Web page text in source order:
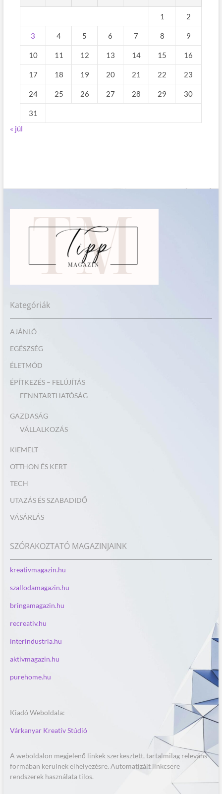
1 2
3 4 5 6 7 8 9
10 11 12 13 14 15 16
17 18 19 20 21 22 23
24 25 26 27 28 29 30
31
« júl
Kategóriák
AJÁNLÓ
EGÉSZSÉG
ÉLETMÓD
ÉPÍTKEZÉS – FELÚJÍTÁS
FENNTARTHATÓSÁG
GAZDASÁG
VÁLLALKOZÁS
KIEMELT
OTTHON ÉS KERT
TECH
UTAZÁS ÉS SZABADIDŐ
VÁSÁRLÁS
SZÓRAKOZTATÓ MAGAZINJAINK
kreativmagazin.hu
szallodamagazin.hu
bringamagazin.hu
recreativ.hu
interindustria.hu
aktivmagazin.hu
purehome.hu
Kiadó Weboldala:
Várkanyar Kreatív Stúdió
A weboldalon megjelenő linkek szerkesztett, tartalmilag releváns
formában kerülnek elhelyezésre. Automatizált linkcsere
rendszerek használata tilos.